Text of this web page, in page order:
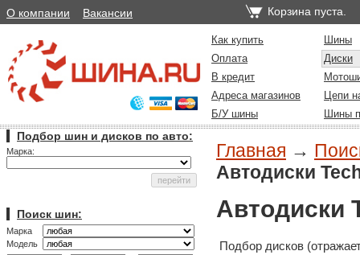
О компании Вакансии Корзина пуста.
Как купить
Шины
Оплата
Диски
В кредит
Адреса магазинов
Цепи
Б/У шины
Шины
Подбор шин и дисков по авто:
Марка:
Поиск шин:
Марка
Модель
Главная →
Автодиски
Автодиски
Подбор дисков